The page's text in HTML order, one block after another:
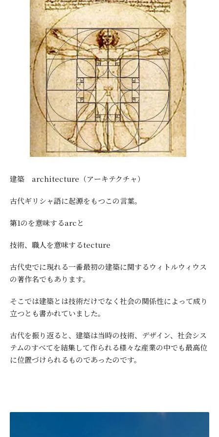
建築 architecture（アーキテクチャ）
古代ギリシャ語に起源をもつこの言葉。
第1のを意味するarcと
技術、職人を意味するtecture
古代史でに現れる一番最初の建築に関するウィトルウィウス
の著作名でもあります。
そこでは建築とは技術だけでなく社会の関係性によって成り
立つとも書かれていました。
古代を振り返ると、建築は当時の技術、デザイン、社会シス
テムのすべてを結集して作られる様々な産業の中でも最高位
に位置づけられるものであったのです。